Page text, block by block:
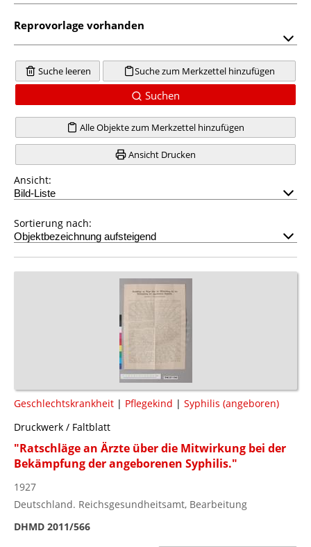
Reprovorlage vorhanden
Suche leeren Suche zum Merkzettel hinzufügen
Suchen
Alle Objekte zum Merkzettel hinzufügen
Ansicht Drucken
Ansicht:
Sortierung nach:
Geschlechtskrankheit | Pflegekind | Syphilis (angeboren)
Druckwerk / Faltblatt
"Ratschläge an Ärzte über die Mitwirkung bei der
Bekämpfung der angeborenen Syphilis."
1927
Deutschland. Reichsgesundheitsamt, Bearbeitung
DHMD 2011/566